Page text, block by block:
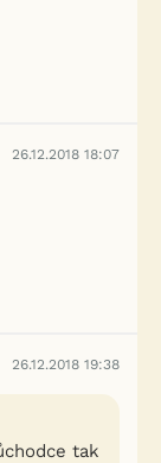
26.12.2018 18:07
26.12.2018 19:38
tak